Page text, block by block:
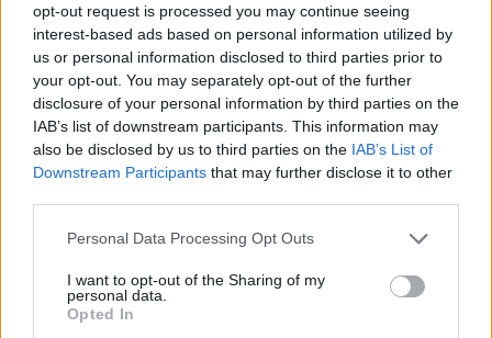
opt-out request is processed you may continue seeing
interest-based ads based on personal information utilized by
us or personal information disclosed to third parties prior to
your opt-out. You may separately opt-out of the further
disclosure of your personal information by third parties on the
IAB’s list of downstream participants. This information may
also be disclosed by us to third parties on the IAB’s List of
Downstream Participants that may further disclose it to other
Please note that this website/app uses one or more Google
not limited to your visit or usage behaviour. You may click to
grant or deny consent to Google and its third-party tags to
use your data for below specified purposes in below Google
Personal Data Processing Opt Outs
I want to opt-out of the Sharing of my
personal data.
Opted In
Ξεσπά η Ελένη Βουλγαράκη για τα
δημοσιεύματα χωρισμού με τον Φώτη
Ιωαννίδη: «Κάντε καμιά βουτιά με το κεφάλι να
δροσιστείτε»
07.08.2026